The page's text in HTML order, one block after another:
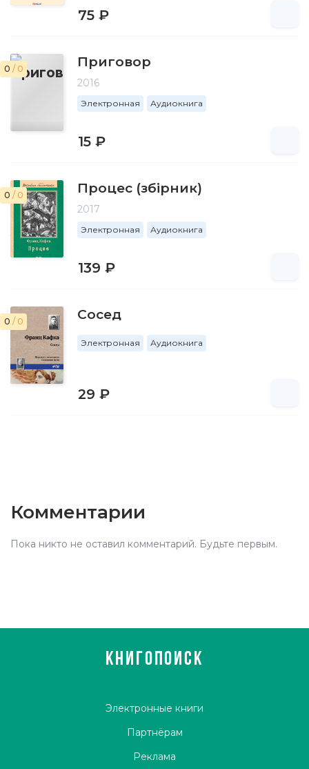
75 ₽
0 / 0 Приговор
2016
Электронная Аудиокнига
15 ₽
0 / 0 Процес (збірник)
2017
Электронная Аудиокнига
139 ₽
0 / 0 Сосед
Электронная Аудиокнига
29 ₽
Комментарии
Пока никто не оставил комментарий. Будьте первым.
КНИГОПОИСК
Электронные книги
Партнёрам
Реклама